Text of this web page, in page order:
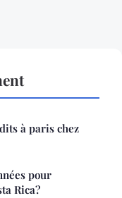
à paris chez
pour
Rica?